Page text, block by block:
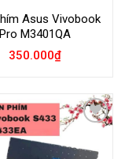
Asus Vivobook
Pro M3401QA
350.000₫
Wishlist